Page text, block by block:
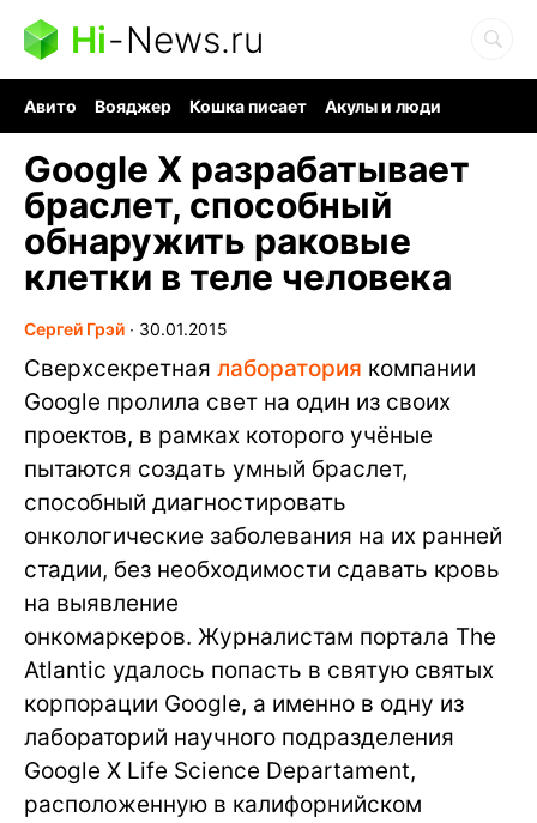
Hi-News.ru
Авито Вояджер Кошка писает
Акулы и люди
Google X разрабатывает
браслет, способный
обнаружить раковые
клетки в теле человека
Сергей Грэй ∙ 30.01.2015
Сверхсекретная лаборатория компании
Google пролила свет на один из своих
проектов, в рамках которого учёные
пытаются создать умный браслет,
способный диагностировать
онкологические заболевания на их ранней
стадии, без необходимости сдавать кровь
на выявление
онкомаркеров. Журналистам портала The
Atlantic удалось попасть в святую святых
корпорации Google, а именно в одну из
лабораторий научного подразделения
Google X Life Science Departament,
расположенную в калифорнийском